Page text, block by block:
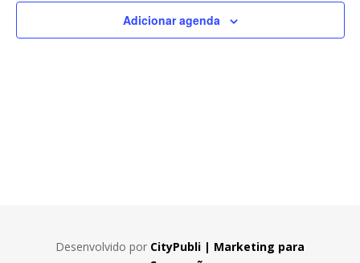
Adicionar agenda
Desenvolvido por CityPubli | Marketing para